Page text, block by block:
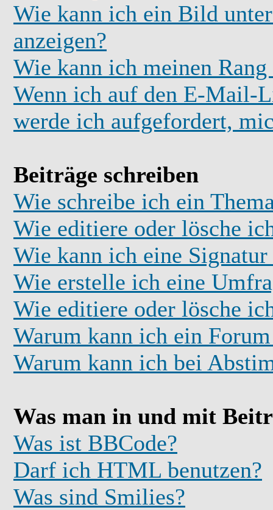
Wie kann ich ein Bild
anzeigen?
Wie kann ich meinen Rang
Wenn ich auf den E-Mail-
werde ich aufgefordert,
Beiträge schreiben
Wie schreibe ich ein
Wie editiere oder lösche
Wie kann ich eine Signatur
Wie erstelle ich eine
Wie editiere oder lösche
Warum kann ich ein
Warum kann ich bei
Was man in und mit
Was ist BBCode?
Darf ich HTML benutzen?
Was sind Smilies?